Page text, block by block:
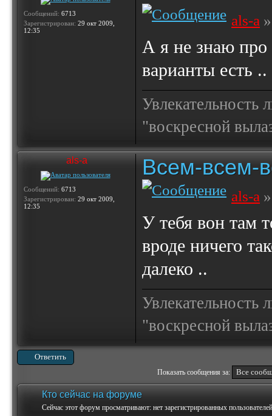
Сообщений: 6713
Зарегистрирован: 29 окт 2009,
12:35
als-a
А я не знаю про
варианты есть ..
Увлекательность
"воскресной
als-a
Сообщений: 6713
Зарегистрирован: 29 окт 2009,
12:35
Всем-всем-
als-a
У тебя вон там
вроде ничего
далеко ..
Увлекательность
"воскресной
Ответить
Показать сообщения за:
Кто сейчас на форуме
Сейчас этот форум просматривают: нет зарегистрированных